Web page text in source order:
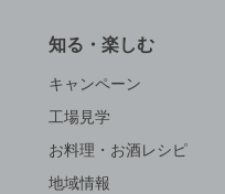
知る・楽しむ
キャンペーン
工場見学
お料理・お酒レシピ
地域情報